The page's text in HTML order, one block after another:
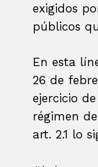
exigidos
públicos
En esta
26 de
ejercicio
régimen
art. 2.1 lo